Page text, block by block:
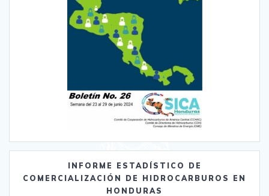
INFORME ESTADÍSTICO DE
COMERCIALIZACIÓN DE HIDROCARBUROS EN
HONDURAS